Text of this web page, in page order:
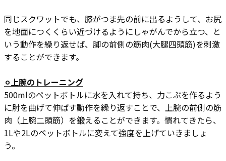
同じスクワットでも、膝がつま先の前に出るようして、お尻
を地面につくくらい近づけるようにしゃがんでから立つ、と
いう動作を繰り返せば、脚の前側の筋肉(大腿四頭筋)を刺激
することができます。
⚪︎上腕のトレーニング
500mlのペットボトルに水を入れて持ち、力こぶを作るよう
に肘を曲げて伸ばす動作を繰り返すことで、上腕の前側の筋
肉（上腕二頭筋）を鍛えることができます。慣れてきたら、
1Lや2Lのペットボトルに変えて強度を上げていきましょ
う。